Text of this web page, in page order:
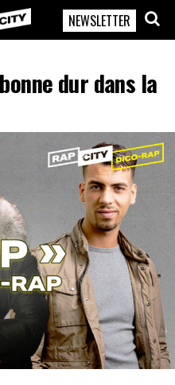
NEWSLETTER
dur dans la